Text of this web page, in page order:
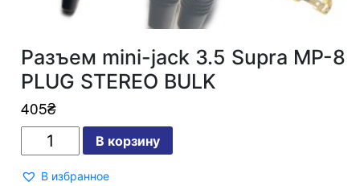
Разъем mini-jack 3.5 Supra MP-8
PLUG STEREO BULK
405₴
mini-
3.5
В корзину
В избранное